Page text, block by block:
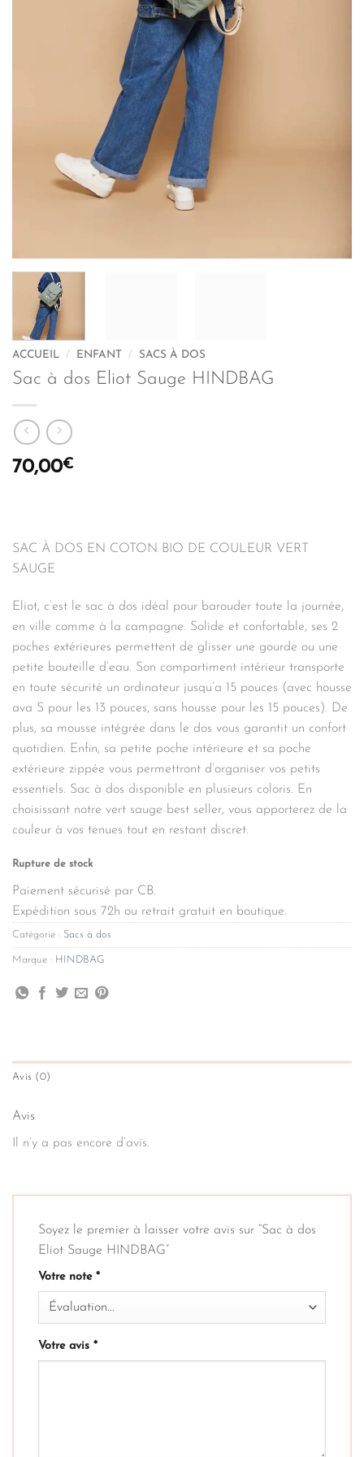
ACCUEIL / ENFANT / SACS À DOS
Sac à dos Eliot Sauge HINDBAG
70,00€
SAC À DOS EN COTON BIO DE COULEUR VERT
SAUGE
Eliot, c’est le sac à dos idéal pour barouder toute la journée,
en ville comme à la campagne. Solide et confortable, ses 2
poches extérieures permettent de glisser une gourde ou une
petite bouteille d’eau. Son compartiment intérieur transporte
en toute sécurité un ordinateur jusqu’a 15 pouces (avec housse
ava S pour les 13 pouces, sans housse pour les 15 pouces). De
plus, sa mousse intégrée dans le dos vous garantit un confort
quotidien. Enfin, sa petite poche intérieure et sa poche
extérieure zippée vous permettront d’organiser vos petits
essentiels. Sac à dos disponible en plusieurs coloris. En
choisissant notre vert sauge best seller, vous apporterez de la
couleur à vos tenues tout en restant discret.
Rupture de stock
Paiement sécurisé par CB.
Expédition sous 72h ou retrait gratuit en boutique.
Catégorie : Sacs à dos
Marque : HINDBAG
Avis (0)
Avis
Il n’y a pas encore d’avis.
Soyez le premier à laisser votre avis sur “Sac à dos
Eliot Sauge HINDBAG”
Votre note *
Votre avis *